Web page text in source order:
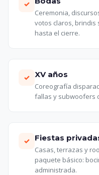
✓
Ceremonia,
votos claros, brindis
hasta el cierre.
✓ XV años
Coreografía
fallas y subwoofers
✓ Fiestas
Casas, terrazas y
paquete básico:
administrada.